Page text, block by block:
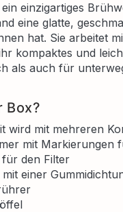
einzigartiges
eine glatte,
hat. Sie arbeitet
kompaktes und
als auch für
Box?
wird mit mehreren
mit Markierungen
für den Filter
einer